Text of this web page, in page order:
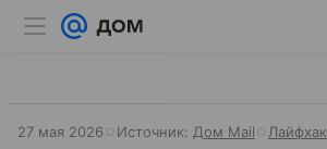
27 мая 2026 Источник: Дом Mail